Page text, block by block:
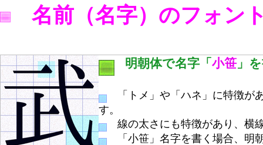
名前（名字）のフォン
明朝体で名字「 小笹」
「トメ」や「ハネ」に特徴が
す。
線の太さにも特徴があり、横
「小笹」名字を書く場合、明